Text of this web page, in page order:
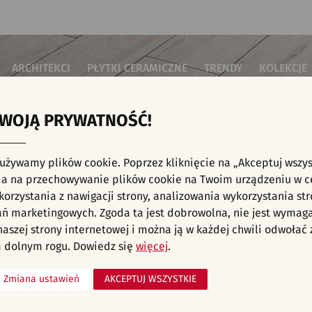
ARCHITEKCI PŁYTKI CERAMICZNE TRENDY KOLEKCJE
do sypialni
kuchenne
łazienkowe
na schody
na taras
komercyjne
Płytki ścienne
Płytki cegiełki
Płytki drewnopodobne
Płytki heksagonalne
Płytki jodełka
Płytki kamienne
Płytki kolorowe
Płytki
Płytki we
KAFELKI - ŁAZIENKA, PATCHWORK,
PRYWATNOŚĆ!
plików cookie. Poprzez kliknięcie na „Akceptuj
na przechowywanie plików cookie na Twoim urządzeniu w
z nawigacji strony, analizowania wykorzystania
marketingowych. Zgoda ta jest dobrowolna, nie jest
strony internetowej i można ją w każdej chwili odwołać
dolnym rogu. Dowiedz się więcej.
Zmiana ustawień AKCEPTUJ WSZYSTKIE